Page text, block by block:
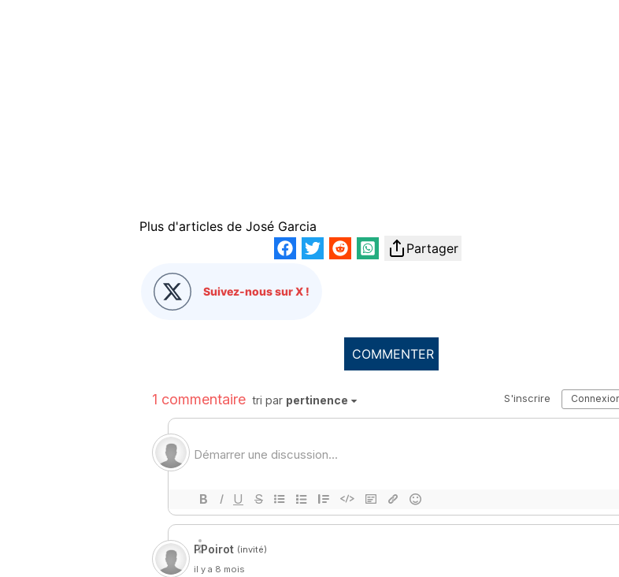
Plus d'articles de José Garcia
Partager
Suivez-nous sur X !
COMMENTER